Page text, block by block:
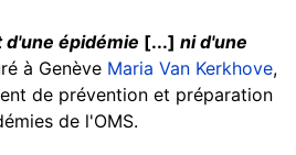
d'une épidémie [...] ni d'une
à Genève Maria Van Kerkhove,
de prévention et préparation
de l'OMS.